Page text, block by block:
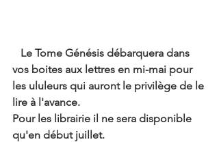
vos boites aux lettres en mi-mai pour
les ululeurs qui auront le privilège de le
lire à l'avance.
Pour les librairie il ne sera disponible
qu'en début juillet.